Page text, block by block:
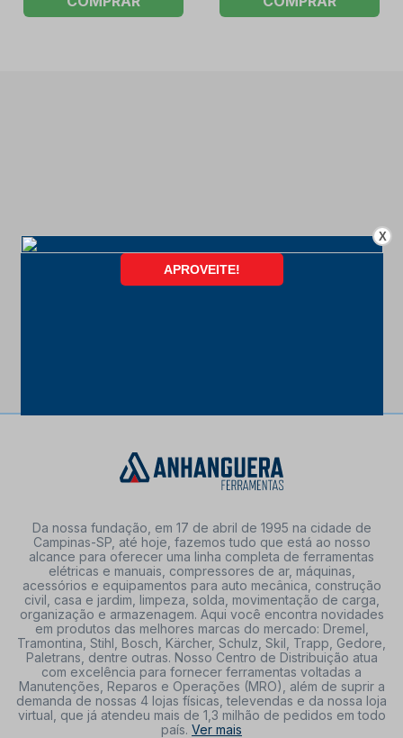
FORMAS DE PAGAMENTO
Da nossa fundação, em 17 de abril de 1995 na cidade de
Campinas-SP, até hoje, fazemos tudo que está ao nosso
alcance para oferecer uma linha completa de ferramentas
elétricas e manuais, compressores de ar, máquinas,
acessórios e equipamentos para auto mecânica, construção
civil, casa e jardim, limpeza, solda, movimentação de carga,
organização e armazenagem. Aqui você encontra novidades
em produtos das melhores marcas do mercado: Dremel,
Tramontina, Stihl, Bosch, Kärcher, Schulz, Skil, Trapp, Gedore,
Paletrans, dentre outras. Nosso Centro de Distribuição atua
com excelência para fornecer ferramentas voltadas a
Manutenções, Reparos e Operações (MRO), além de suprir a
demanda de nossas 4 lojas físicas, televendas e da nossa loja
virtual, que já atendeu mais de 1,3 milhão de pedidos em todo
país. Ver mais
X